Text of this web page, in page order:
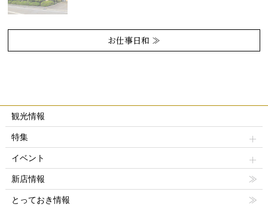
お仕事日和 ≫
観光情報
特集
イベント
新店情報
とっておき情報